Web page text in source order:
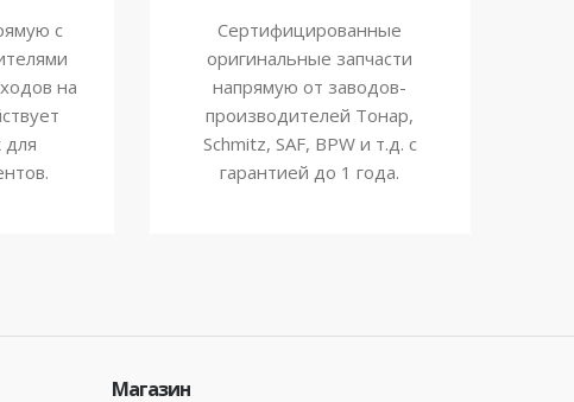
с
на
для
Сертифицированные
оригинальные запчасти
напрямую от заводов-
производителей Тонар,
Schmitz, SAF, BPW и т.д. с
гарантией до 1 года.
Магазин